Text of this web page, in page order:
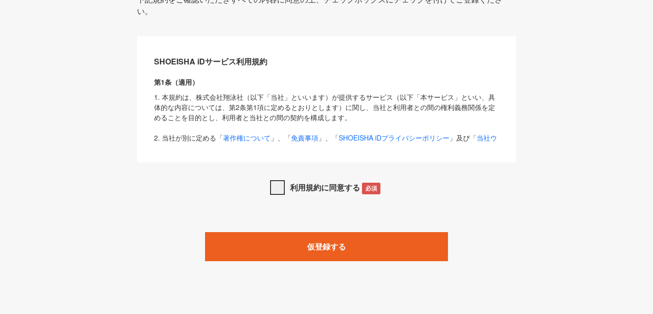
い。
SHOEISHA iDサービス利用規約
第1条（適用）
1. 本規約は、株式会社翔泳社（以下「当社」といいます）が提供するサービス（以下「本サービス」といい、具
体的な内容については、第2条第1項に定めるとおりとします）に関し、当社と利用者との間の権利義務関係を定
めることを目的とし、利用者と当社との間の契約を構成します。
2. 当社が別に定める「著作権について 」、「免責事項 」、「SHOEISHA iDプライバシーポリシー 」及び「当社ウ
は、本規約の規定が優先して適用されるものとします。
1. 「本サービス」とは、当社が提供する以下のサービス（名称や内容が変更された場合、変更後のサービスを含
みます）及びこれらサービスに関連して当社が実施するイベントやキャンペーンをいいます。
「SEBook」「SEShop」「CodeZine」「MarkeZine」「EnterpriseZine」「ECzine」「Biz/Zine」「HRzine」
利用規約に同意する 必須
仮登録する